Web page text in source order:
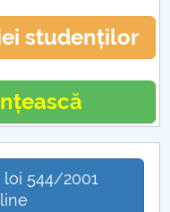
studenților
544/2001